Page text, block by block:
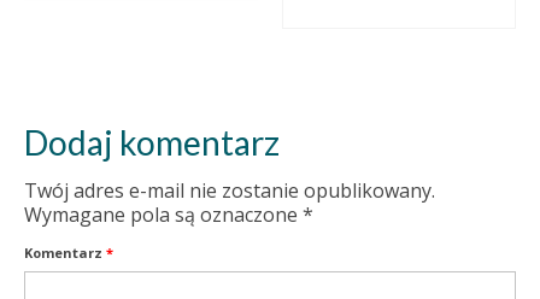
Dodaj komentarz
Twój adres e-mail nie zostanie opublikowany.
Wymagane pola są oznaczone *
Komentarz *